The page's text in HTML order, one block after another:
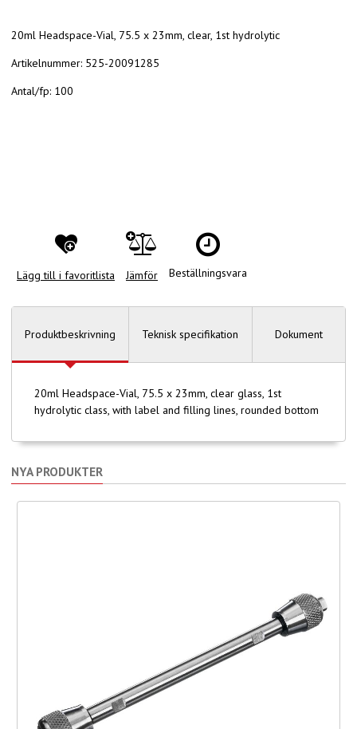
20ml Headspace-Vial, 75.5 x 23mm, clear, 1st hydrolytic
Artikelnummer: 525-20091285
Antal/fp: 100
Lägg till i favoritlista Jämför Beställningsvara
Produktbeskrivning Teknisk specifikation Dokument
20ml Headspace-Vial, 75.5 x 23mm, clear glass, 1st
hydrolytic class, with label and filling lines, rounded bottom
NYA PRODUKTER